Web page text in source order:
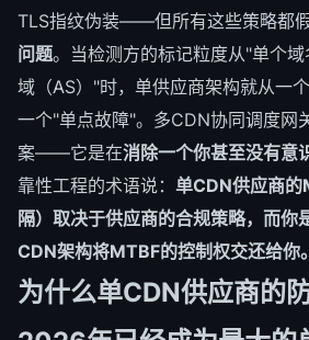
TLS指纹伪装——但所有这些策略都
问题。当检测方的标记粒度从"单个
域（AS）"时，单供应商架构就从一
一个"单点故障"。多CDN协同调度网
案——它是在消除一个你甚至没有意
靠性工程的术语说： 单CDN供应商的
隔）取决于供应商的合规策略，而你
CDN架构将MTBF的控制权交还给你。
为什么单CDN供应商的